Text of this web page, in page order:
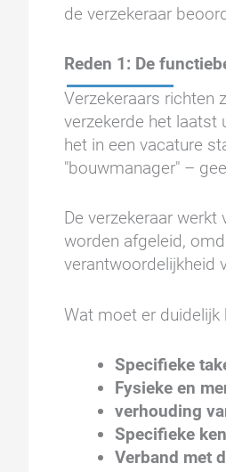
de verzekeraar
Reden 1: De
Verzekeraars richten
verzekerde het laatst
het in een vacature
"bouwmanager" –
De verzekeraar
worden afgeleid,
verantwoordelijkheid
Wat moet er duidelijk
Specifieke
Fysieke en
verhouding
Specifieke
Verband met